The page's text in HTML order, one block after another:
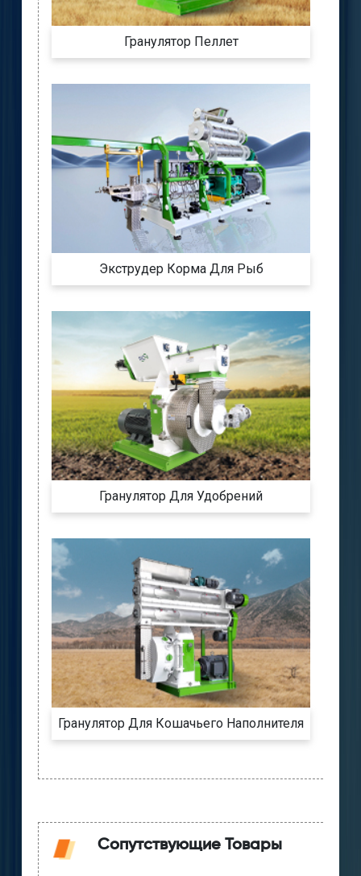
Гранулятор Пеллет
Экструдер Корма Для Рыб
Гранулятор Для Удобрений
Гранулятор Для Кошачьего Наполнителя
Сопутствующие Товары